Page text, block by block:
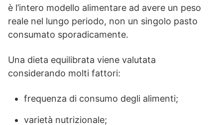
è l’intero modello alimentare ad avere un peso
reale nel lungo periodo, non un singolo pasto
consumato sporadicamente.
Una dieta equilibrata viene valutata
considerando molti fattori:
frequenza di consumo degli alimenti;
varietà nutrizionale;